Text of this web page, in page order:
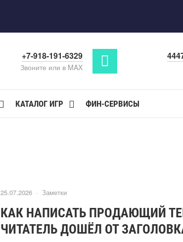
+7-918-191-6329
Звоните или в MAX
КАТАЛОГ ИГР ФИН-СЕРВИСЫ
25.07.2026 · Заметки
КАК НАПИСАТЬ ПРОДАЮЩИЙ
ЧИТАТЕЛЬ ДОШЁЛ ОТ